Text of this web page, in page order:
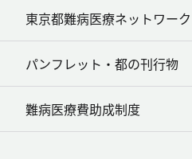
東京都難病医療ネットワーク
パンフレット・都の刊行物
難病医療費助成制度